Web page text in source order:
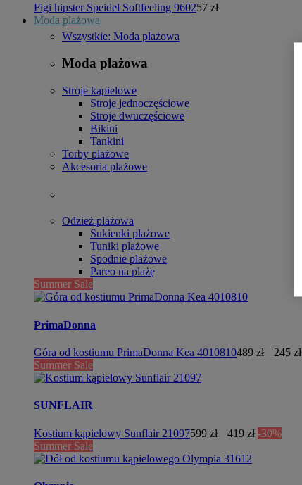
Figi hipster Speidel Softfeeling 960257 zł
Moda plażowa
Wszystkie: Moda plażowa
Moda plażowa
Stroje kąpielowe
Stroje jednoczęściowe
Stroje dwuczęściowe
Bikini
Tankini
Torby plażowe
Akcesoria plażowe
Odzież plażowa
Sukienki plażowe
Tuniki plażowe
Spodnie plażowe
Pareo na plażę
Summer Sale
PrimaDonna
Góra od kostiumu PrimaDonna Kea 4010810489 zł 245 zł
Summer Sale
SUNFLAIR
Kostium kąpielowy Sunflair 21097599 zł 419 zł -30%
Summer Sale